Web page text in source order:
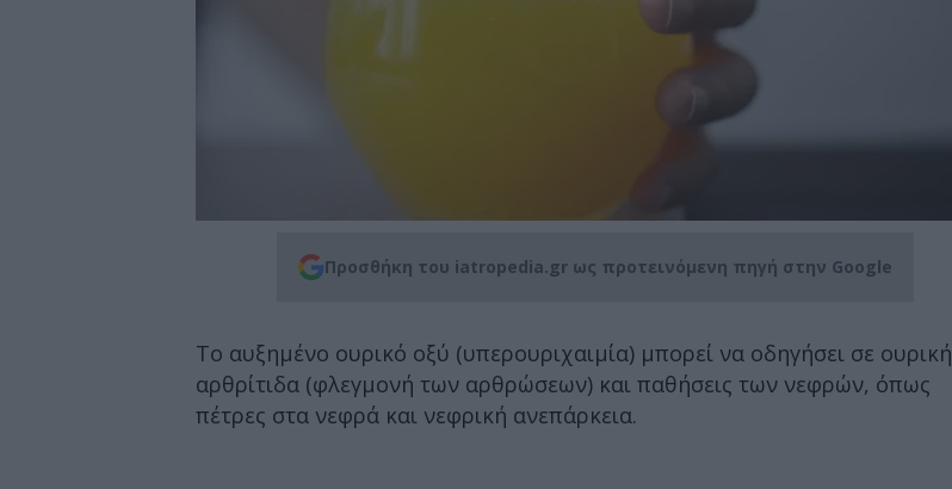
Προσθήκη του iatropedia.gr ως προτεινόμενη πηγή στην Google
Το αυξημένο ουρικό οξύ (υπερουριχαιμία) μπορεί να οδηγήσει σε ουρική
αρθρίτιδα (φλεγμονή των αρθρώσεων) και παθήσεις των νεφρών, όπως
πέτρες στα νεφρά και νεφρική ανεπάρκεια.